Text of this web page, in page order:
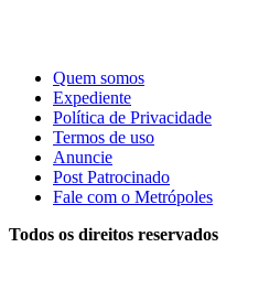
Quem somos
Expediente
Política de Privacidade
Termos de uso
Anuncie
Post Patrocinado
Fale com o Metrópoles
Todos os direitos reservados